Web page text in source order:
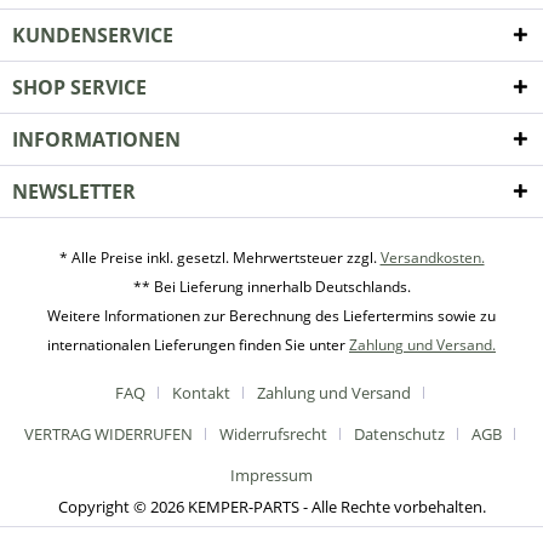
KUNDENSERVICE
SHOP SERVICE
INFORMATIONEN
NEWSLETTER
* Alle Preise inkl. gesetzl. Mehrwertsteuer zzgl.Versandkosten.
** Bei Lieferung innerhalb Deutschlands.
Weitere Informationen zur Berechnung des Liefertermins sowie zu
internationalen Lieferungen finden Sie unterZahlung und Versand.
FAQ Kontakt
Zahlung und Versand
VERTRAG WIDERRUFEN
Widerrufsrecht Datenschutz
AGB
Impressum
Copyright © 2026 KEMPER-PARTS - Alle Rechte vorbehalten.